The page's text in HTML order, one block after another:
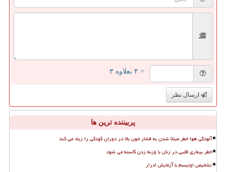
= ۴ بعلاوه ۳
ارسال نظر
پربیننده ترین ها
آلودگی هوا خطر مبتلا شدن به فشار خون بالا در دوران کودکی را زیاد می کند
خطر بیماری قلبی در زنان با وزنه زدن کاسته می شود
تشخیص اوتیسم با آزمایش ادرار